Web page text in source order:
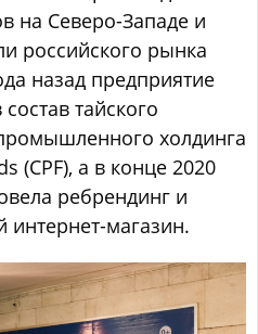
на Северо-Западе и
российского рынка
назад предприятие
тайского
холдинга
(CPF), а в конце 2020
ребрендинг и
интернет-магазин.